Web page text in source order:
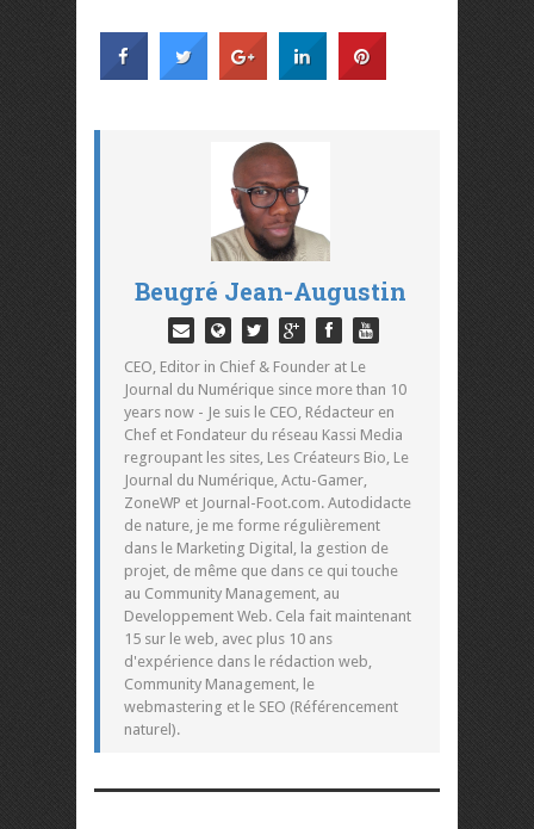
Beugré Jean-Augustin
CEO, Editor in Chief & Founder at Le
Journal du Numérique since more than 10
years now - Je suis le CEO, Rédacteur en
Chef et Fondateur du réseau Kassi Media
regroupant les sites, Les Créateurs Bio, Le
Journal du Numérique, Actu-Gamer,
ZoneWP et Journal-Foot.com. Autodidacte
de nature, je me forme régulièrement
dans le Marketing Digital, la gestion de
projet, de même que dans ce qui touche
au Community Management, au
Developpement Web. Cela fait maintenant
15 sur le web, avec plus 10 ans
d'expérience dans le rédaction web,
Community Management, le
webmastering et le SEO (Référencement
naturel).